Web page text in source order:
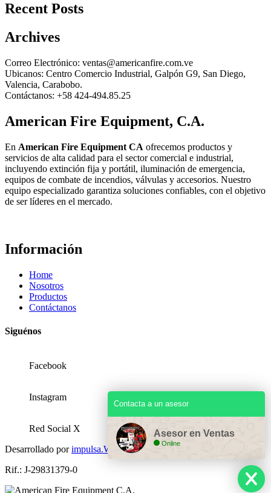
Recent Posts
Archives
Correo Electrónico: ventas@americanfire.com.ve
Ubicanos: Centro Comercio Industrial, Galpón G9, San Diego,
Valencia, Carabobo.
Contáctanos: +58 424-494.85.25
American Fire Equipment, C.A.
En American Fire Equipment CA ofrecemos productos y
servicios de alta calidad para el sector comercial e industrial,
incluyendo extinción fija y portátil, iluminación de emergencia,
equipos de combate de incendios, válvulas y accesorios. Nuestro
equipo especializado garantiza soluciones confiables, con el objetivo
de ser líderes en el mercado.
Información
Home
Nosotros
Productos
Contáctanos
Siguénos
Facebook
Instagram
Red Social X
Desarrollado porimpulsa.Website
Rif.: J-29831379-0
Contacta a un asesor
Asesor en Ventas
Online